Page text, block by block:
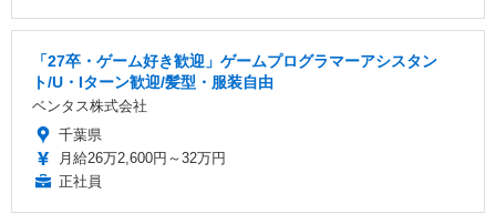
「27卒・ゲーム好き歓迎」ゲームプログラマーアシスタン
ト/U・Iターン歓迎/髪型・服装自由
ベンタス株式会社
千葉県
月給26万2,600円～32万円
正社員